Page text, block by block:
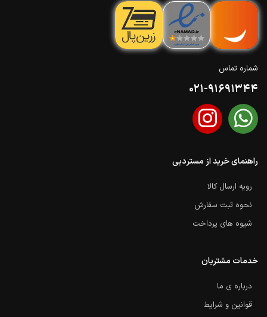
شماره تماس
021-91691344
راهنمای خرید از مستردبی
رویه ارسال کالا
نحوه ثبت سفارش
شیوه های پرداخت
خدمات مشتریان
درباره ی ما
قوانین و شرایط